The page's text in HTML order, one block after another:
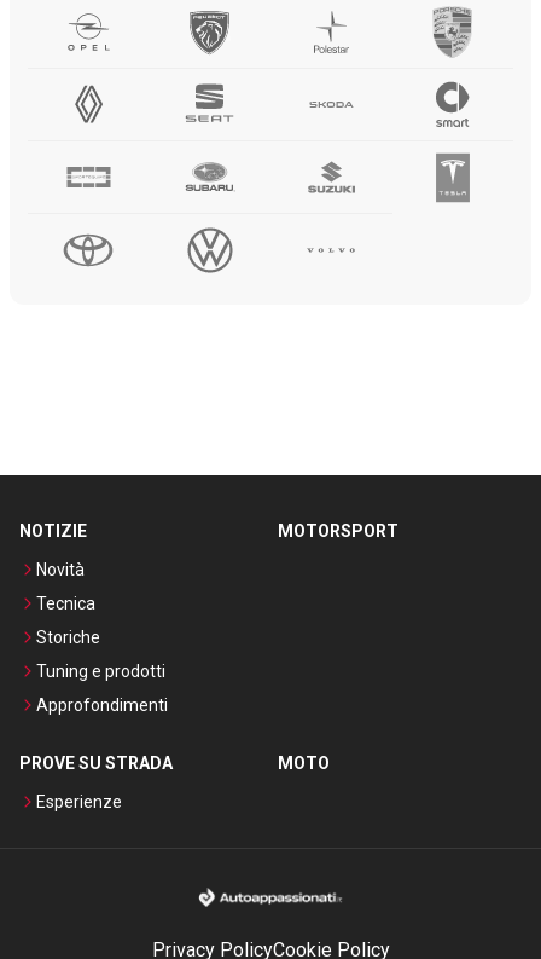
NOTIZIE
Novità
Tecnica
Storiche
Tuning e prodotti
Approfondimenti
MOTORSPORT
PROVE SU STRADA
Esperienze
MOTO
Privacy PolicyCookie Policy